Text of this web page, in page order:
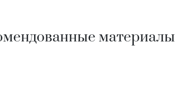
материалы